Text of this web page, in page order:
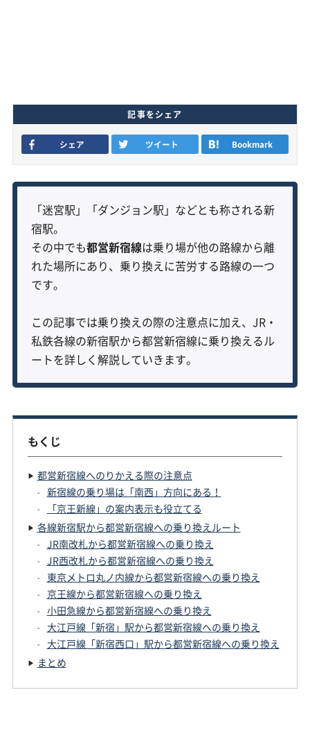
記事をシェア
シェア ツイート Bookmark
「迷宮駅」「ダンジョン駅」などとも称される新
宿駅。
その中でも都営新宿線は乗り場が他の路線から離
れた場所にあり、乗り換えに苦労する路線の一つ
です。
この記事では乗り換えの際の注意点に加え、JR・
私鉄各線の新宿駅から都営新宿線に乗り換えるル
ートを詳しく解説していきます。
もくじ
都営新宿線へのりかえる際の注意点
新宿線の乗り場は「南西」方向にある！
「京王新線」の案内表示も役立てる
各線新宿駅から都営新宿線への乗り換えルート
JR南改札から都営新宿線への乗り換え
JR西改札から都営新宿線への乗り換え
東京メトロ丸ノ内線から都営新宿線への乗り換え
京王線から都営新宿線への乗り換え
小田急線から都営新宿線への乗り換え
大江戸線「新宿」駅から都営新宿線への乗り換え
大江戸線「新宿西口」駅から都営新宿線への乗り換え
まとめ